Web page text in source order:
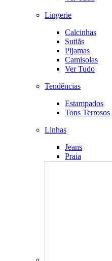
Lingerie
Calcinhas
Sutiãs
Pijamas
Camisolas
Ver Tudo
Tendências
Estampados
Tons Terrosos
Linhas
Jeans
Praia